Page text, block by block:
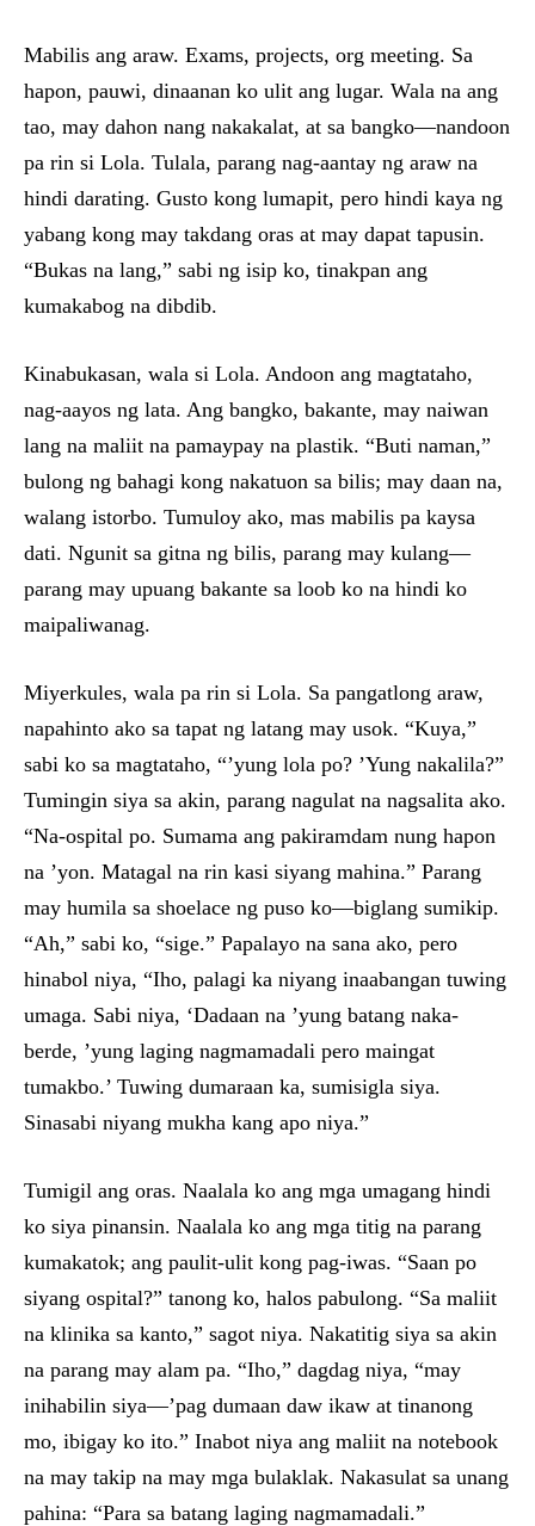
Mabilis ang araw. Exams, projects, org meeting. Sa
hapon, pauwi, dinaanan ko ulit ang lugar. Wala na ang
tao, may dahon nang nakakalat, at sa bangko—nandoon
pa rin si Lola. Tulala, parang nag-aantay ng araw na
hindi darating. Gusto kong lumapit, pero hindi kaya ng
yabang kong may takdang oras at may dapat tapusin.
“Bukas na lang,” sabi ng isip ko, tinakpan ang
kumakabog na dibdib.
Kinabukasan, wala si Lola. Andoon ang magtataho,
nag-aayos ng lata. Ang bangko, bakante, may naiwan
lang na maliit na pamaypay na plastik. “Buti naman,”
bulong ng bahagi kong nakatuon sa bilis; may daan na,
walang istorbo. Tumuloy ako, mas mabilis pa kaysa
dati. Ngunit sa gitna ng bilis, parang may kulang—
parang may upuang bakante sa loob ko na hindi ko
maipaliwanag.
Miyerkules, wala pa rin si Lola. Sa pangatlong araw,
napahinto ako sa tapat ng latang may usok. “Kuya,”
sabi ko sa magtataho, “’yung lola po? ’Yung nakalila?”
Tumingin siya sa akin, parang nagulat na nagsalita ako.
“Na-ospital po. Sumama ang pakiramdam nung hapon
na ’yon. Matagal na rin kasi siyang mahina.” Parang
may humila sa shoelace ng puso ko—biglang sumikip.
“Ah,” sabi ko, “sige.” Papalayo na sana ako, pero
hinabol niya, “Iho, palagi ka niyang inaabangan tuwing
umaga. Sabi niya, ‘Dadaan na ’yung batang naka-
berde, ’yung laging nagmamadali pero maingat
tumakbo.’ Tuwing dumaraan ka, sumisigla siya.
Sinasabi niyang mukha kang apo niya.”
Tumigil ang oras. Naalala ko ang mga umagang hindi
ko siya pinansin. Naalala ko ang mga titig na parang
kumakatok; ang paulit-ulit kong pag-iwas. “Saan po
siyang ospital?” tanong ko, halos pabulong. “Sa maliit
na klinika sa kanto,” sagot niya. Nakatitig siya sa akin
na parang may alam pa. “Iho,” dagdag niya, “may
inihabilin siya—’pag dumaan daw ikaw at tinanong
mo, ibigay ko ito.” Inabot niya ang maliit na notebook
na may takip na may mga bulaklak. Nakasulat sa unang
pahina: “Para sa batang laging nagmamadali.”